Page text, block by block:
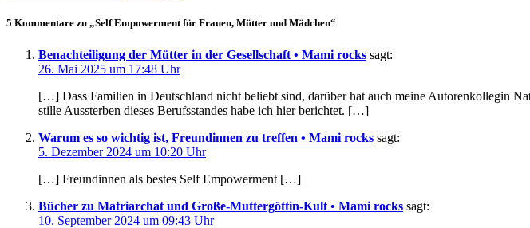
5 Kommentare zu „Self Empowerment für Frauen, Mütter und Mädchen“
Benachteiligung der Mütter in der Gesellschaft • Mami rocks sagt:
26. Mai 2025 um 17:48 Uhr
[…] Dass Familien in Deutschland nicht beliebt sind, darüber hat auch meine Autorenkollegin
stille Aussterben dieses Berufsstandes habe ich hier berichtet. […]
Warum es so wichtig ist, Freundinnen zu treffen • Mami rocks sagt:
5. Dezember 2024 um 10:20 Uhr
[…] Freundinnen als bestes Self Empowerment […]
Bücher zu Matriarchat und Große-Muttergöttin-Kult • Mami rocks sagt:
10. September 2024 um 09:43 Uhr